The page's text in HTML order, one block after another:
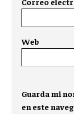
Web
Guarda mi
en este